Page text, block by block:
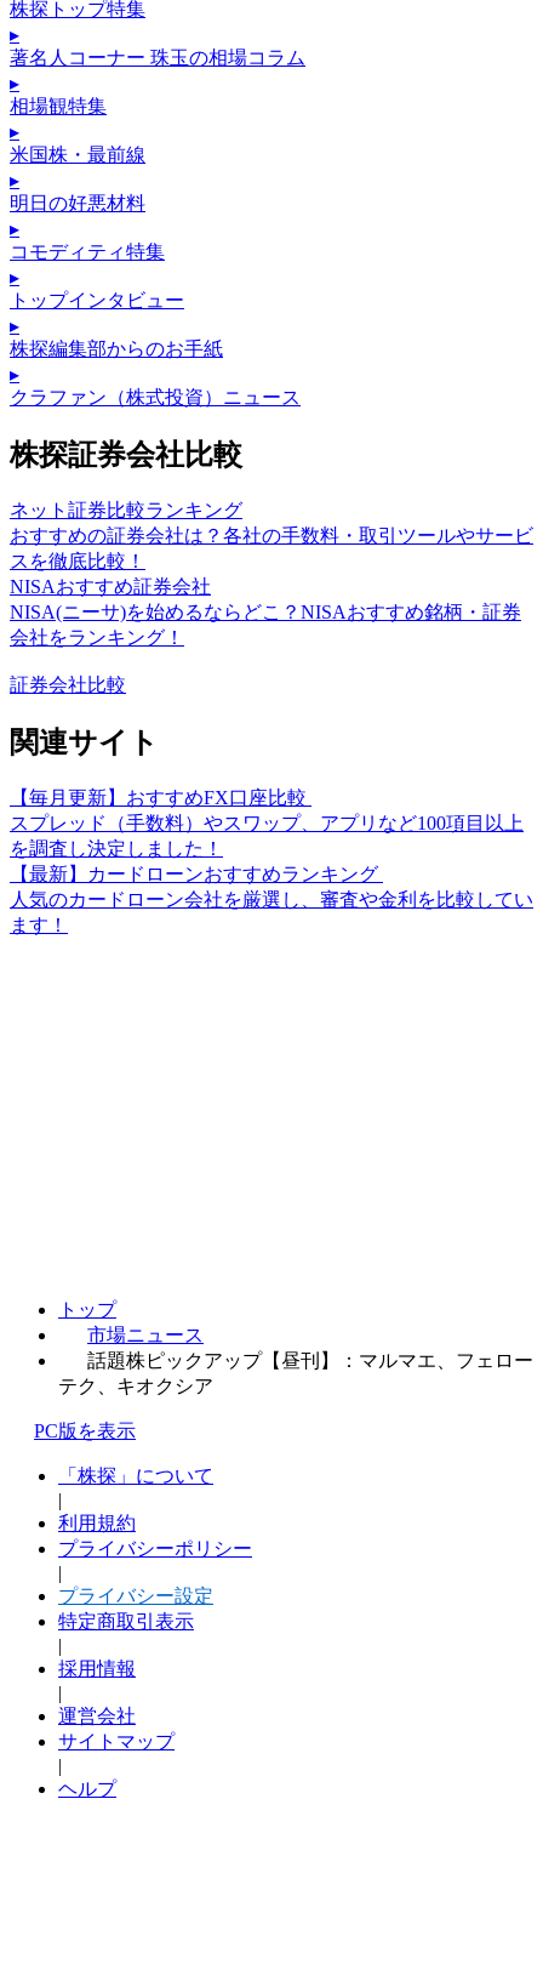
株探トップ特集
▸
著名人コーナー 珠玉の相場コラム
▸
相場観特集
▸
米国株・最前線
▸
明日の好悪材料
▸
コモディティ特集
▸
トップインタビュー
▸
株探編集部からのお手紙
▸
クラファン（株式投資）ニュース
株探証券会社比較
ネット証券比較ランキング
おすすめの証券会社は？各社の手数料・取引ツールやサービ
スを徹底比較！
NISAおすすめ証券会社
NISA(ニーサ)を始めるならどこ？NISAおすすめ銘柄・証券
会社をランキング！
証券会社比較
関連サイト
【毎月更新】おすすめFX口座比較
スプレッド（手数料）やスワップ、アプリなど100項目以上
を調査し決定しました！
【最新】カードローンおすすめランキング
人気のカードローン会社を厳選し、審査や金利を比較してい
ます！
トップ
市場ニュース
話題株ピックアップ【昼刊】：マルマエ、フェロー
テク、キオクシア
PC版を表示
「株探」について
|
利用規約
プライバシーポリシー
|
プライバシー設定
特定商取引表示
|
採用情報
|
運営会社
サイトマップ
|
ヘルプ